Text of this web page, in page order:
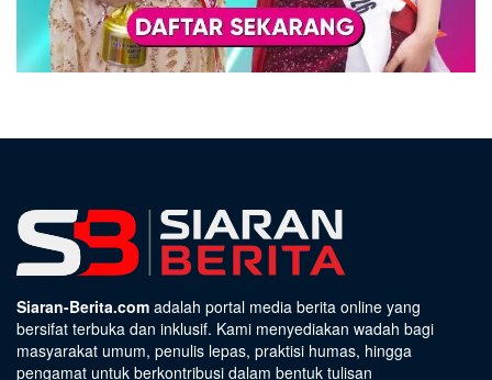
Siaran-Berita.com adalah portal media berita online yang
bersifat terbuka dan inklusif. Kami menyediakan wadah bagi
masyarakat umum, penulis lepas, praktisi humas, hingga
pengamat untuk berkontribusi dalam bentuk tulisan